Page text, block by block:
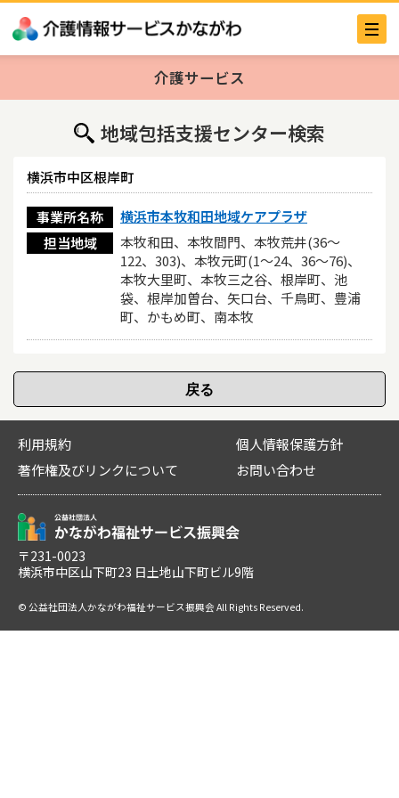
介護サービス
地域包括支援センター検索
横浜市中区根岸町
事業所名称
横浜市本牧和田地域ケアプラザ
担当地域
本牧和田、本牧間門、本牧荒井(36～
122、303)、本牧元町(1～24、36～76)、
本牧大里町、本牧三之谷、根岸町、池
袋、根岸加曽台、矢口台、千鳥町、豊浦
町、かもめ町、南本牧
利用規約
個人情報保護方針
著作権及びリンクについて
お問い合わせ
〒231-0023
横浜市中区山下町23 日土地山下町ビル9階
© 公益社団法人かながわ福祉サービス振興会 All Rights Reserved.